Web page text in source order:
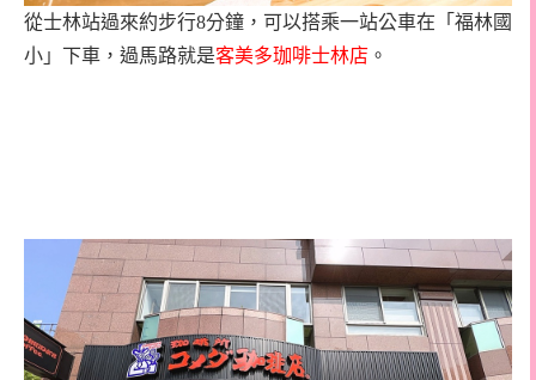
從士林站過來約步行8分鐘，可以搭乘一站公車在「福林國
小」下車，過馬路就是客美多珈啡士林店 。